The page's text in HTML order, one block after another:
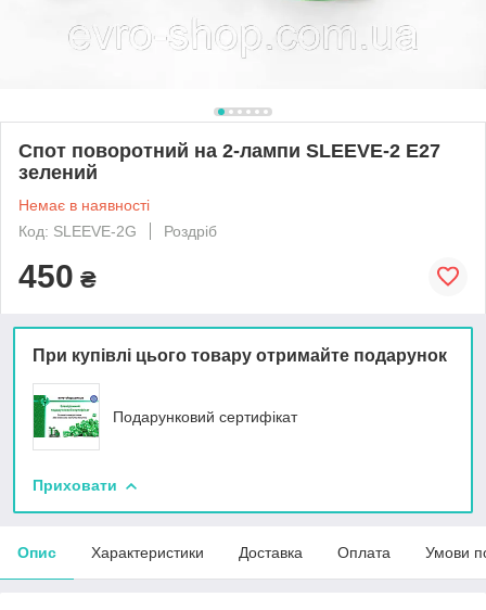
Спот поворотний на 2-лампи SLEEVE-2 E27
зелений
Немає в наявності
Код: SLEEVE-2G
Роздріб
450 ₴
При купівлі цього товару отримайте подарунок
Подарунковий сертифікат
Приховати
Опис Характеристики Доставка Оплата Умови